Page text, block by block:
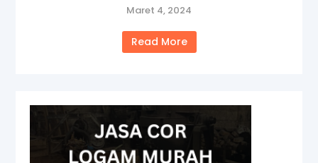
Maret 4, 2024
Read More